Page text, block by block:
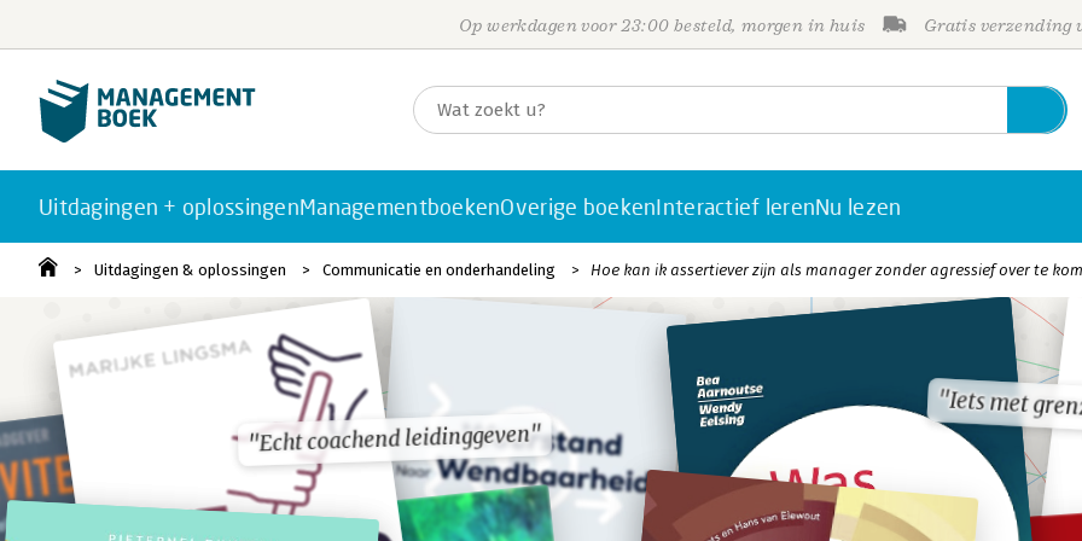
Op werkdagen voor 23:00 besteld, morgen in huis Gratis verzending
Uitdagingen + oplossingenManagementboekenOverige boekenInteractief lerenNu lezen
Uitdagingen & oplossingen Communicatie en onderhandeling Hoe kan ik assertiever zijn als manager zonder agressief over te
"Echt coachend leidinggeven"
"Iets met
"Echt coachend leidinggeven"
"Iets met